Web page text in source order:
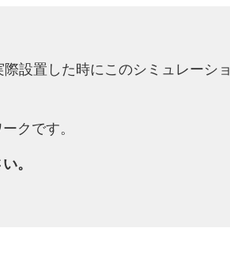
設置した時にこのシミュレーショ
クです。
。